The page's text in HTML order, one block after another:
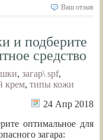
Ваш отзыв
и подберите
средство
, загар\ spf,
крем, типы кожи
24 Апр 2018
оптимальное для
загара: